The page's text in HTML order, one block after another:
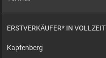
ERSTVERKÄUFER* IN VOLLZEIT
Kapfenberg